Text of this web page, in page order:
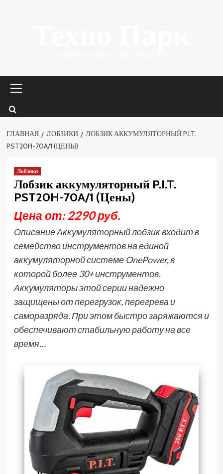
меню
ГЛАВНАЯ ЛОБЗИКИ
ЛОБЗИК АККУМУЛЯТОРНЫЙ P.I.T.
PST20H-70A/1 (ЦЕНЫ)
Лобзики
Лобзик аккумуляторный P.I.T.
PST20H-70A/1 (Цены)
Цена от: 2290 руб.
Описание Аккумуляторный лобзик входит в
семейство инструментов на единой
аккумуляторной системе OnePower, в
которой более 30+ инструментов.
Аккумуляторы этой серии надежно
защищены от перегрузок, перегрева и
саморазряда. При этом быстро заряжаются и
обеспечивают стабильную работу на все
время…